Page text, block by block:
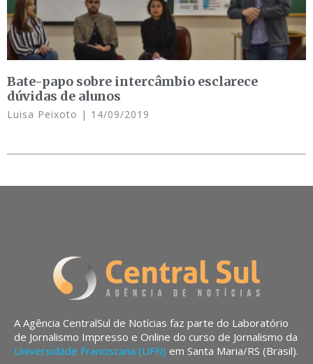
Bate-papo sobre intercâmbio esclarece
dúvidas de alunos
Luisa Peixoto 14/09/2019
A Agência CentralSul de Notícias faz parte do Laboratório
de Jornalismo Impresso e Online do curso de Jornalismo da
Universidade Franciscana (UFN) em Santa Maria/RS (Brasil).